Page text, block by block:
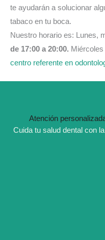
te ayudarán a solucionar
tabaco en tu boca.
Nuestro horario es: Lunes,
de 17:00 a 20:00.
centro referente en
Atención
Cuida tu salud dental con